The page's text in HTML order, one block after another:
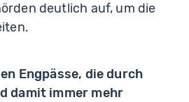
deutlich auf, um die
Engpässe, die durch
damit immer mehr